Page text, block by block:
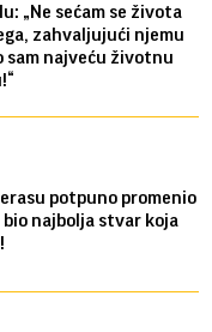
„Ne sećam se života
zahvaljujući njemu
sam najveću životnu
potpuno promenio
najbolja stvar koja